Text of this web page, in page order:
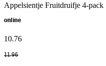
Appelsientje Fruitdruifje 4-pack
online
10.76
11.96